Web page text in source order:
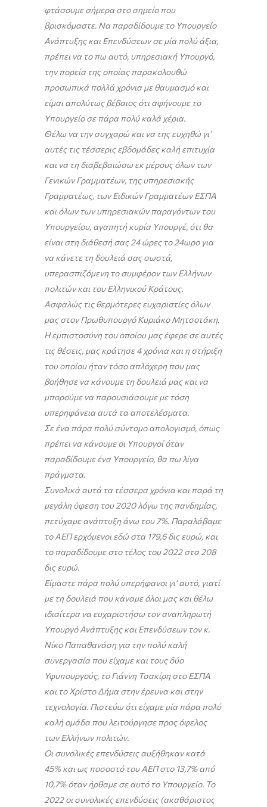
φτάσουμε σήμερα στο σημείο που
βρισκόμαστε. Να παραδίδουμε το Υπουργείο
Ανάπτυξης και Επενδύσεων σε μία πολύ άξια,
πρέπει να το πω αυτό, υπηρεσιακή Υπουργό,
την πορεία της οποίας παρακολουθώ
προσωπικά πολλά χρόνια με θαυμασμό και
είμαι απολύτως βέβαιος ότι αφήνουμε το
Υπουργείο σε πάρα πολύ καλά χέρια.
Θέλω να την συγχαρώ και να της ευχηθώ γι’
αυτές τις τέσσερις εβδομάδες καλή επιτυχία
και να τη διαβεβαιώσω εκ μέρους όλων των
Γενικών Γραμματέων, της υπηρεσιακής
Γραμματέως, των Ειδικών Γραμματέων ΕΣΠΑ
και όλων των υπηρεσιακών παραγόντων του
Υπουργείου, αγαπητή κυρία Υπουργέ, ότι θα
είναι στη διάθεσή σας 24 ώρες το 24ωρο για
να κάνετε τη δουλειά σας σωστά,
υπερασπιζόμενη το συμφέρον των Ελλήνων
πολιτών και του Ελληνικού Κράτους.
Ασφαλώς τις θερμότερες ευχαριστίες όλων
μας στον Πρωθυπουργό Κυριάκο Μητσοτάκη.
Η εμπιστοσύνη του οποίου μας έφερε σε αυτές
τις θέσεις, μας κράτησε 4 χρόνια και η στήριξη
του οποίου ήταν τόσο απλόχερη που μας
βοήθησε να κάνουμε τη δουλειά μας και να
μπορούμε να παρουσιάσουμε με τόση
υπερηφάνεια αυτά τα αποτελέσματα.
Σε ένα πάρα πολύ σύντομο απολογισμό, όπως
πρέπει να κάνουμε οι Υπουργοί όταν
παραδίδουμε ένα Υπουργείο, θα πω λίγα
πράγματα.
Συνολικά αυτά τα τέσσερα χρόνια και παρά τη
μεγάλη ύφεση του 2020 λόγω της πανδημίας,
πετύχαμε ανάπτυξη άνω του 7%. Παραλάβαμε
το ΑΕΠ ερχόμενοι εδώ στα 179,6 δις ευρώ, και
το παραδίδουμε στο τέλος του 2022 στα 208
δις ευρώ.
Είμαστε πάρα πολύ υπερήφανοι γι’ αυτό, γιατί
με τη δουλειά που κάναμε όλοι μας και θέλω
ιδιαίτερα να ευχαριστήσω τον αναπληρωτή
Υπουργό Ανάπτυξης και Επενδύσεων τον κ.
Νίκο Παπαθανάση για την πολύ καλή
συνεργασία που είχαμε και τους δύο
Υφυπουργούς, το Γιάννη Τσακίρη στο ΕΣΠΑ
και το Χρίστο Δήμα στην έρευνα και στην
τεχνολογία. Πιστεύω ότι είχαμε μία πάρα πολύ
καλή ομάδα που λειτούργησε προς όφελος
των Ελλήνων πολιτών.
Οι συνολικές επενδύσεις αυξήθηκαν κατά
45% και ως ποσοστό του ΑΕΠ στο 13,7% από
10,7% όταν ήρθαμε σε αυτό το Υπουργείο. Το
2022 οι συνολικές επενδύσεις (ακαθάριστος